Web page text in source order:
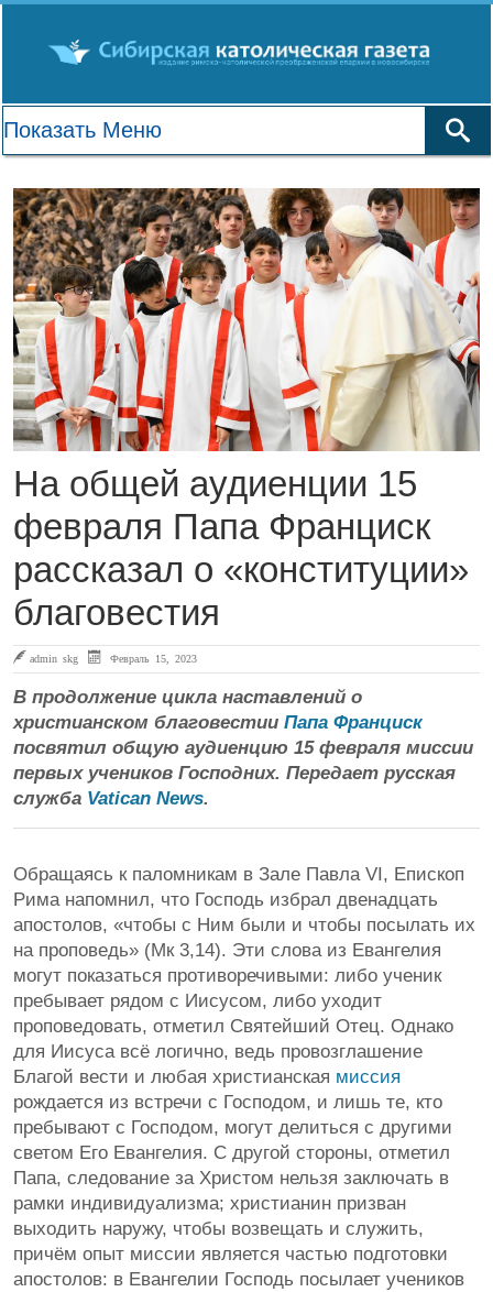
На общей аудиенции 15
февраля Папа Франциск
рассказал о «конституции»
благовестия
admin skg Февраль 15, 2023
В продолжение цикла наставлений о
христианском благовестии Папа Франциск
посвятил общую аудиенцию 15 февраля миссии
первых учеников Господних. Передает русская
служба Vatican News.
Обращаясь к паломникам в Зале Павла VI, Епископ
Рима напомнил, что Господь избрал двенадцать
апостолов, «чтобы с Ним были и чтобы посылать их
на проповедь» (Мк 3,14). Эти слова из Евангелия
могут показаться противоречивыми: либо ученик
пребывает рядом с Иисусом, либо уходит
проповедовать, отметил Святейший Отец. Однако
для Иисуса всё логично, ведь провозглашение
Благой вести и любая христианская миссия
рождается из встречи с Господом, и лишь те, кто
пребывают с Господом, могут делиться с другими
светом Его Евангелия. С другой стороны, отметил
Папа, следование за Христом нельзя заключать в
рамки индивидуализма; христианин призван
выходить наружу, чтобы возвещать и служить,
причём опыт миссии является частью подготовки
апостолов: в Евангелии Господь посылает учеников